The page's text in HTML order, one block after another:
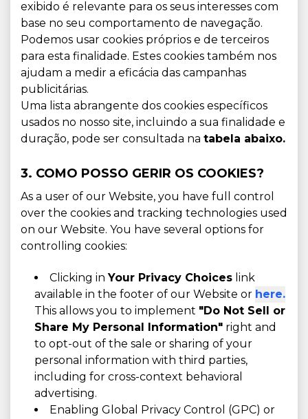
exibido é relevante para os seus interesses com
base no seu comportamento de navegação.
Podemos usar cookies próprios e de terceiros
para esta finalidade. Estes cookies também nos
ajudam a medir a eficácia das campanhas
publicitárias.
Uma lista abrangente dos cookies específicos
usados ​​no nosso site, incluindo a sua finalidade e
duração, pode ser consultada na tabela abaixo.
3. COMO POSSO GERIR OS COOKIES?
As a user of our Website, you have full control
over the cookies and tracking technologies used
on our Website. You have several options for
controlling cookies:
Clicking inYour Privacy Choices link
available in the footer of our Website or here.
This allows you to implement "Do Not Sell or
Share My Personal Information" right and
to opt-out of the sale or sharing of your
personal information with third parties,
including for cross-context behavioral
advertising.
Enabling Global Privacy Control (GPC) or